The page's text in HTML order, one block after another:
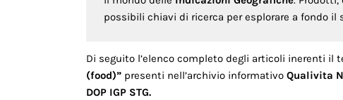
possibili chiavi di ricerca per esplorare a fondo il
Di seguito l’elenco completo degli articoli inerenti il
(food)” presenti nell’archivio informativo Qualivita
DOP IGP STG.